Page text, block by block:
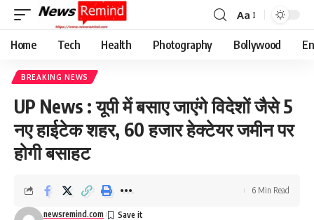
Font
Resizer
Aa
Home Tech Health Photography Bollywood
BREAKING NEWS
UP News : यूपी में बसाए जाएंगे विदेशों जैसे 5
नए हाईटेक शहर, 60 हजार हेक्टेयर जमीन पर
होगी बसाहट
newsremind.com
6 Min Read